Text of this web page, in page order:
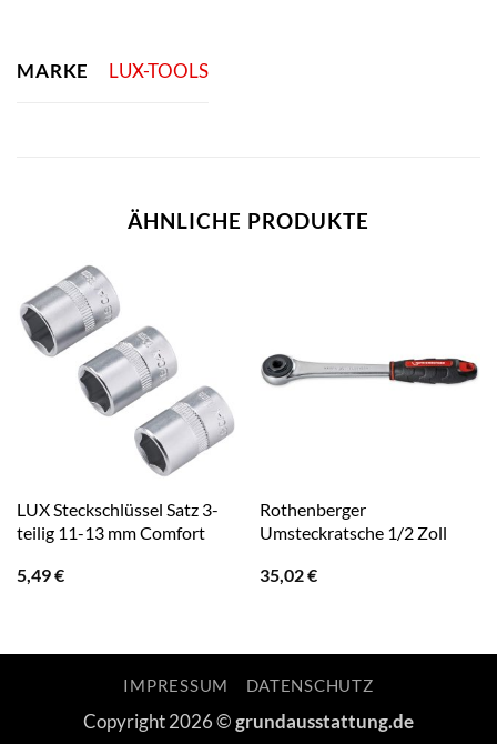
MARKE LUX-TOOLS
ÄHNLICHE PRODUKTE
LUX Steckschlüssel Satz 3-
teilig 11-13 mm Comfort
5,49€
Rothenberger
Umsteckratsche 1/2 Zoll
35,02€
IMPRESSUM DATENSCHUTZ
Copyright 2026 ©grundausstattung.de